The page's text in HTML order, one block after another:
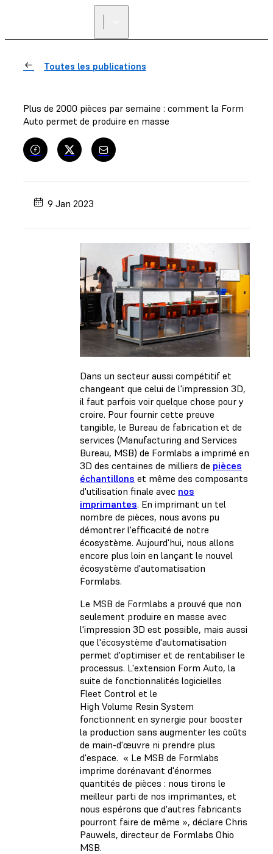
Toutes les publications
Plus de 2000 pièces par semaine : comment la Form
Auto permet de produire en masse
9 Jan 2023
Dans un secteur aussi compétitif et
changeant que celui de l'impression 3D,
il faut parfois voir quelque chose pour y
croire. Pour fournir cette preuve
tangible, le Bureau de fabrication et de
services (Manufacturing and Services
Bureau, MSB) de Formlabs a imprimé en
3D des centaines de milliers de pièces
échantillons et même des composants
d'utilisation finale avec nos
imprimantes. En imprimant un tel
nombre de pièces, nous avons pu
démontrer l'efficacité de notre
écosystème. Aujourd'hui, nous allons
encore plus loin en lançant le nouvel
écosystème d'automatisation
Formlabs.
Le MSB de Formlabs a prouvé que non
seulement produire en masse avec
l'impression 3D est possible, mais aussi
que l'écosystème d'automatisation
permet d'optimiser et de rentabiliser le
processus. L'extension Form Auto, la
suite de fonctionnalités logicielles
Fleet Control et le
High Volume Resin System
fonctionnent en synergie pour booster
la production sans augmenter les coûts
de main-d'œuvre ni prendre plus
d'espace. « Le MSB de Formlabs
imprime dorénavant d'énormes
quantités de pièces : nous tirons le
meilleur parti de nos imprimantes, et
nous espérons que d'autres fabricants
pourront faire de même », déclare Chris
Pauwels, directeur de Formlabs Ohio
MSB.